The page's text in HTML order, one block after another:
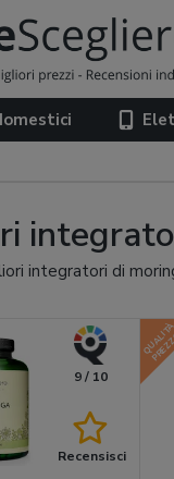
integratori di
9 / 10
Recensisci